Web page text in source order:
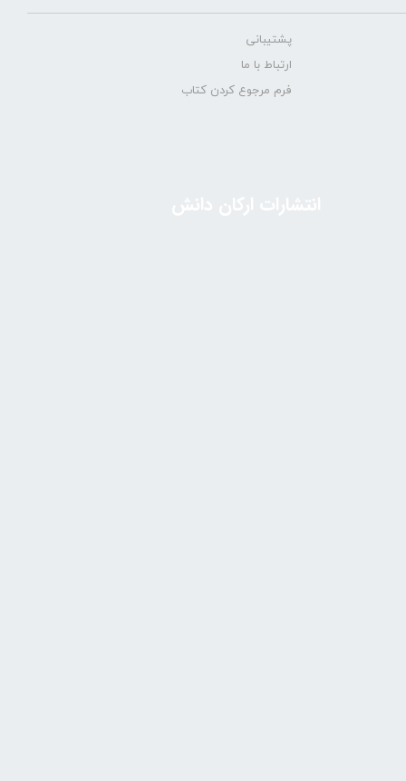
پشتیبانی
ارتباط با ما
فرم مرجوع کردن کتاب